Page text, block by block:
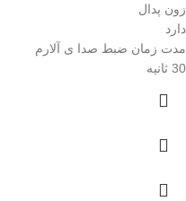
زون پدال
دارد
مدت زمان ضبط صدا ی آلارم
30 ثانیه